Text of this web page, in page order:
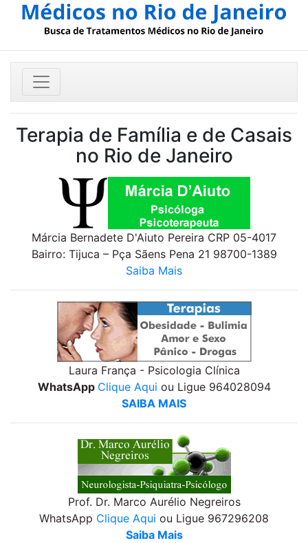
Terapia de Família e de Casais
no Rio de Janeiro
Márcia Bernadete D'Aiuto Pereira CRP 05-4017
Bairro: Tijuca – Pça Sãens Pena 21 98700-1389
Saiba Mais
Laura França - Psicologia Clínica
WhatsApp Clique Aqui ou Ligue 964028094
SAIBA MAIS
Prof. Dr. Marco Aurélio Negreiros
WhatsApp Clique Aqui ou Ligue 967296208
Saiba Mais